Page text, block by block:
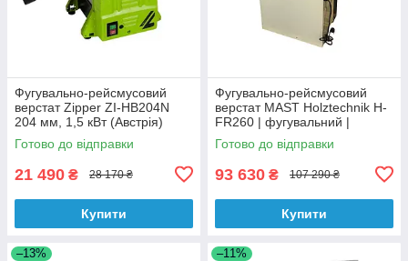
Фугувально-рейсмусовий
верстат Zipper ZI-HB204N
204 мм, 1,5 кВт (Австрія)
Готово до відправки
21 490 ₴ 28 170 ₴
Купити
Фугувально-рейсмусовий
верстат MAST Holztechnik H-
FR260 | фугувальний |
рейсмусовий 260 мм
Готово до відправки
93 630 ₴ 107 290 ₴
Купити
–13% –11%